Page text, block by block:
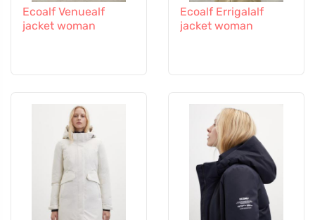
Ecoalf Venuealf
jacket woman
Ecoalf Errigalalf
jacket woman